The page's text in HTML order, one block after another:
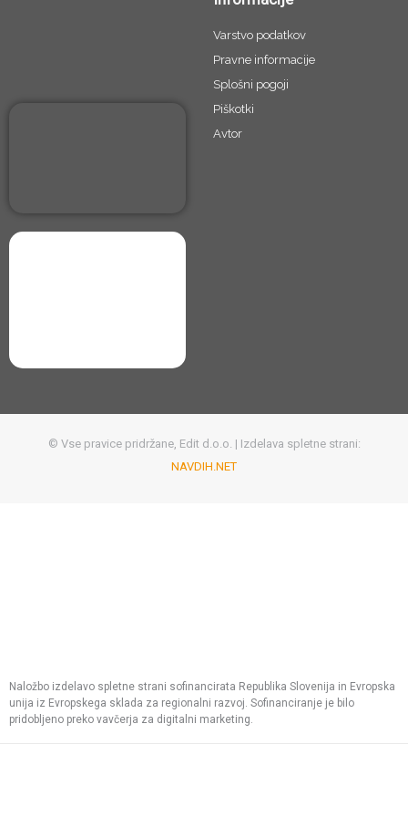
b
e
d
i
Varstvo podatkov
Pravne informacije
Splošni pogoji
Piškotki
Avtor
© Vse pravice pridržane, Edit d.o.o. | Izdelava spletne strani:
NAVDIH.NET
Naložbo izdelavo spletne strani sofinancirata Republika Slovenija in Evropska
unija iz Evropskega sklada za regionalni razvoj. Sofinanciranje je bilo
pridobljeno preko vavčerja za digitalni marketing.